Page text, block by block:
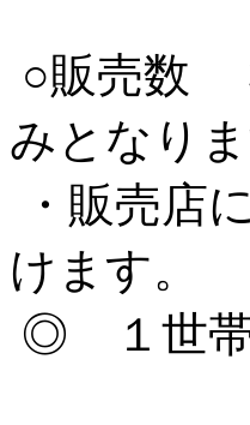
○販売数
みとな
・販売店
けます。
◎ １世帯